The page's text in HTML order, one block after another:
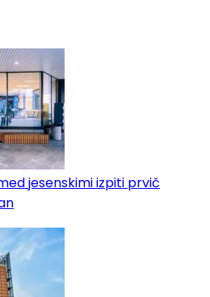
jesenskimi izpiti prvič